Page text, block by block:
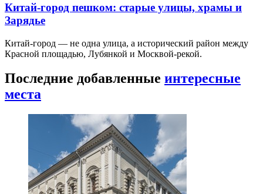
Китай-город пешком: старые улицы, храмы и
Зарядье
Китай-город — не одна улица, а исторический район между
Красной площадью, Лубянкой и Москвой-рекой.
Последние добавленные интересные
места